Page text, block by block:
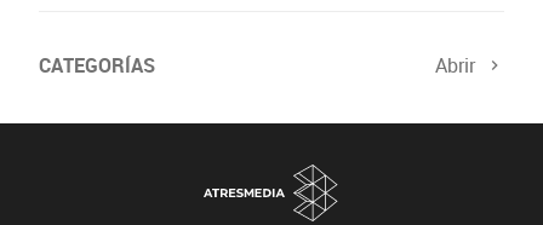
CATEGORÍAS Abrir